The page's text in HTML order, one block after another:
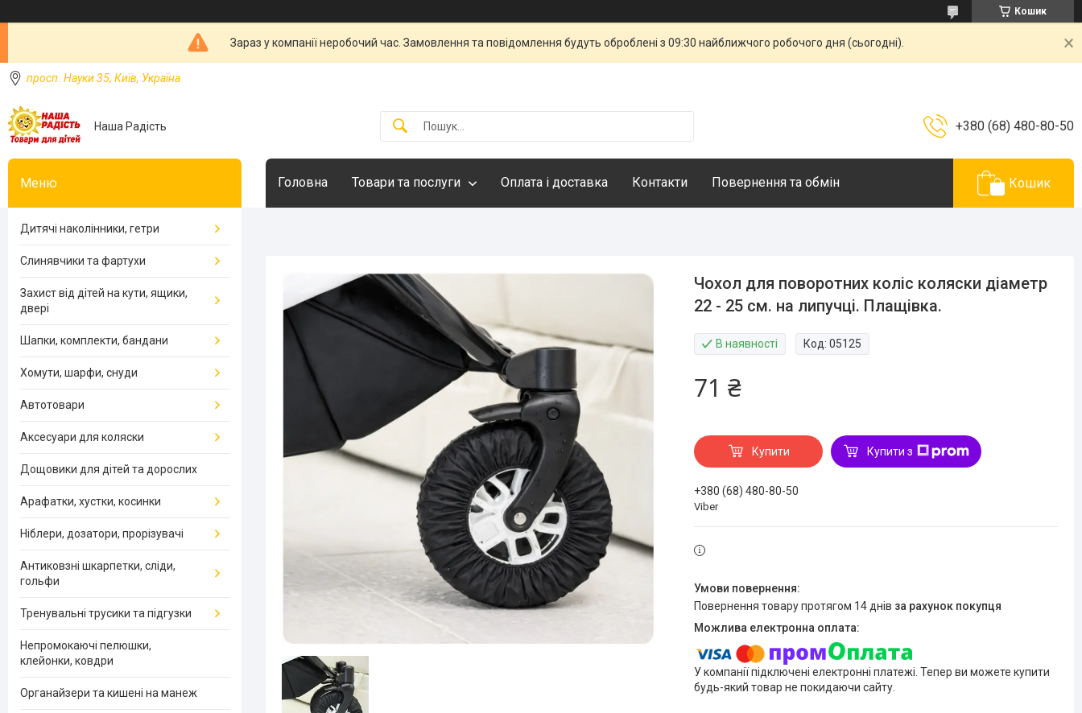
Кошик
Зараз у компанії неробочий час. Замовлення та повідомлення будуть оброблені з 09:30 найближчого робочого дня (сьогодні).
просп. Науки 35, Київ, Україна
Наша Радість +380 (68) 480-80-50
Головна Товари та послуги Оплата і доставка Контакти Повернення та обмін Кошик
Чохол для поворотних коліс коляски діаметр
22 - 25 см. на липучці. Плащівка.
В наявності Код:05125
71 ₴
Купити Купити з
+380 (68) 480-80-50
Viber
повернення товару протягом 14 днів за рахунок покупця
У компанії підключені електронні платежі. Тепер ви можете купити
будь-який товар не покидаючи сайту.
Дитячі наколінники, гетри
Слинявчики та фартухи
Захист від дітей на кути, ящики,
двері
Шапки, комплекти, бандани
Хомути, шарфи, снуди
Автотовари
Аксесуари для коляски
Дощовики для дітей та дорослих
Арафатки, хустки, косинки
Ніблери, дозатори, прорізувачі
Антиковзні шкарпетки, сліди,
гольфи
Тренувальні трусики та підгузки
Непромокаючі пелюшки,
клейонки, ковдри
Органайзери та кишені на манеж